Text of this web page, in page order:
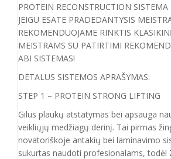
PROTEIN RECONSTRUCTION
JEIGU ESATE PRADEDANTYSIS
REKOMENDUOJAME RINKTIS
MEISTRAMS SU PATIRTIMI
ABI SISTEMAS!
DETALUS SISTEMOS APRAŠYMAS:
STEP 1 – PROTEIN STRONG LIFTING
Gilus plaukų atstatymas bei apsauga
veikliųjų medžiagų derinį. Tai pirmas
novatoriškoje antakių bei laminavimo
sukurtas naudoti profesionalams, todėl